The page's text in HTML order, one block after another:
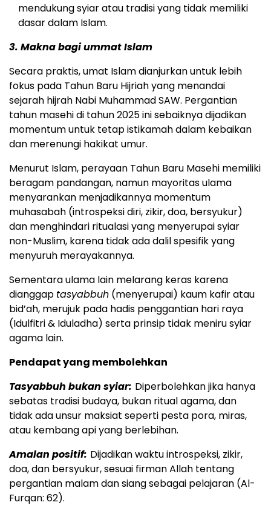
mendukung syiar atau tradisi yang tidak memiliki
dasar dalam Islam.
3. Makna bagi ummat Islam
Secara praktis, umat Islam dianjurkan untuk lebih
fokus pada Tahun Baru Hijriah yang menandai
sejarah hijrah Nabi Muhammad SAW. Pergantian
tahun masehi di tahun 2025 ini sebaiknya dijadikan
momentum untuk tetap istikamah dalam kebaikan
dan merenungi hakikat umur.
Menurut Islam, perayaan Tahun Baru Masehi memiliki
beragam pandangan, namun mayoritas ulama
menyarankan menjadikannya momentum
muhasabah (introspeksi diri, zikir, doa, bersyukur)
dan menghindari ritualasi yang menyerupai syiar
non-Muslim, karena tidak ada dalil spesifik yang
menyuruh merayakannya.
Sementara ulama lain melarang keras karena
dianggap tasyabbuh (menyerupai) kaum kafir atau
bid’ah, merujuk pada hadis penggantian hari raya
(Idulfitri & Iduladha) serta prinsip tidak meniru syiar
agama lain.
Pendapat yang membolehkan
Tasyabbuh bukan syiar: Diperbolehkan jika hanya
sebatas tradisi budaya, bukan ritual agama, dan
tidak ada unsur maksiat seperti pesta pora, miras,
atau kembang api yang berlebihan.
Amalan positif: Dijadikan waktu introspeksi, zikir,
doa, dan bersyukur, sesuai firman Allah tentang
pergantian malam dan siang sebagai pelajaran (Al-
Furqan: 62).